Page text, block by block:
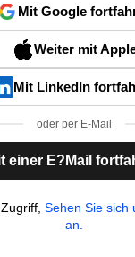
Mit Google
Weiter mit
Mit LinkedIn
oder per E-Mail
einer E?Mail
Sehen Sie sich
an.